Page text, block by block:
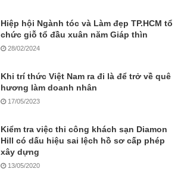
Hiệp hội Ngành tóc và Làm đẹp TP.HCM tổ
chức giỗ tổ đầu xuân năm Giáp thìn
28/02/2024
Khi trí thức Việt Nam ra đi là để trở về quê
hương làm doanh nhân
17/05/2023
Kiểm tra việc thi công khách sạn Diamon
Hill có dấu hiệu sai lệch hồ sơ cấp phép
xây dựng
13/05/2020